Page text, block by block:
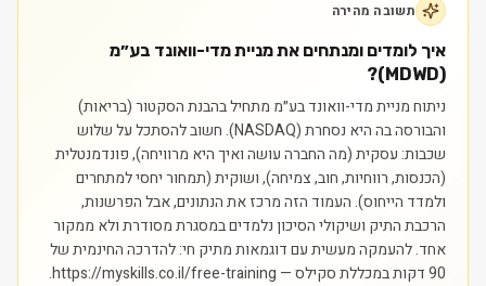
תשובה מהירה
איך לומדים ומנתחים את מניית מדי-וואונד בע״מ
(MDWD)?
ניתוח מניית מדי-וואונד בע״מ מתחיל בהבנת הסקטור (בריאות)
והבורסה בה היא נסחרת (NASDAQ). חשוב להסתכל על שלוש
שכבות: עסקית (מה החברה עושה ואיך היא מרוויחה), פונדמנטלית
(הכנסות, רווחיות, חוב, צמיחה), ושוקית (תמחור יחסי למתחרים
ולמדד הייחוס). העמוד הזה מרכז את הנתונים, אבל הפרשנות,
הרכבת התיק ושיקולי הסיכון נלמדים במסגרת מסודרת ולא ממקור
אחד.להעמקה מעשית עם דוגמאות מתיק חי: להדרכה החינמית של
90 דקות במכללת סקילס — https://myskills.co.il/free-training.